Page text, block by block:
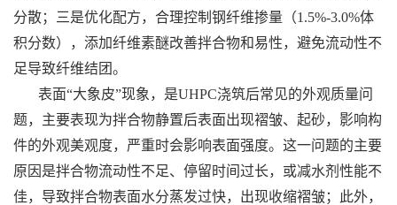
分散；三是优化配方，合理控制钢纤维掺量（1.5%-3.0%体
积分数），添加纤维素醚改善拌合物和易性，避免流动性不
足导致纤维结团。
表面“大象皮”现象，是UHPC浇筑后常见的外观质量问
题，主要表现为拌合物静置后表面出现褶皱、起砂，影响构
件的外观美观度，严重时会影响表面强度。这一问题的主要
原因是拌合物流动性不足、停留时间过长，或减水剂性能不
佳，导致拌合物表面水分蒸发过快，出现收缩褶皱；此外，